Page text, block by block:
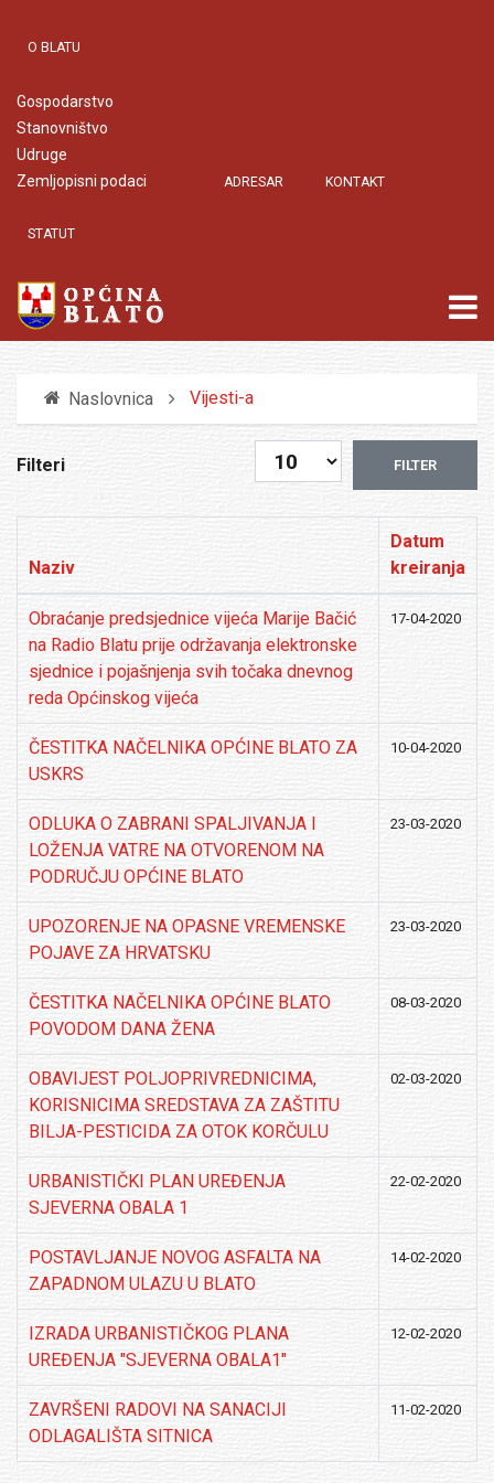
O BLATU
Gospodarstvo
Stanovništvo
Udruge
Zemljopisni podaci
ADRESAR KONTAKT
STATUT
Naslovnica Vijesti-a
Filteri
Prikaz #
FILTER
Naziv
Datum
kreiranja
Obraćanje predsjednice vijeća Marije Bačić
na Radio Blatu prije održavanja elektronske
sjednice i pojašnjenja svih točaka dnevnog
reda Općinskog vijeća
17-04-2020
ČESTITKA NAČELNIKA OPĆINE BLATO ZA
USKRS
10-04-2020
ODLUKA O ZABRANI SPALJIVANJA I
LOŽENJA VATRE NA OTVORENOM NA
PODRUČJU OPĆINE BLATO
23-03-2020
UPOZORENJE NA OPASNE VREMENSKE
POJAVE ZA HRVATSKU
23-03-2020
ČESTITKA NAČELNIKA OPĆINE BLATO
POVODOM DANA ŽENA
08-03-2020
OBAVIJEST POLJOPRIVREDNICIMA,
KORISNICIMA SREDSTAVA ZA ZAŠTITU
BILJA-PESTICIDA ZA OTOK KORČULU
02-03-2020
URBANISTIČKI PLAN UREĐENJA
SJEVERNA OBALA 1
22-02-2020
POSTAVLJANJE NOVOG ASFALTA NA
ZAPADNOM ULAZU U BLATO
14-02-2020
IZRADA URBANISTIČKOG PLANA
UREĐENJA "SJEVERNA OBALA1"
12-02-2020
ZAVRŠENI RADOVI NA SANACIJI
ODLAGALIŠTA SITNICA
11-02-2020